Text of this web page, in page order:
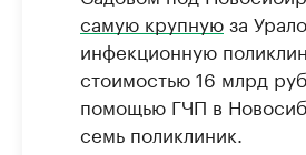
самую крупнуюза
инфекционную
стоимостью 16 млрд
помощью ГЧП в
семь поликлиник.